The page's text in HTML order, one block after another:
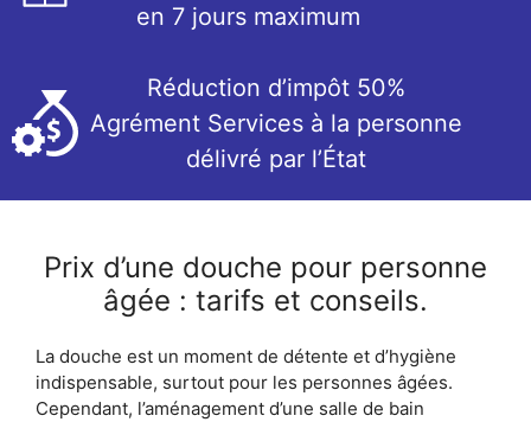
en 7 jours maximum
Réduction d’impôt 50%
Agrément Services à la personne
délivré par l’État
Prix d’une douche pour personne
âgée : tarifs et conseils.
La douche est un moment de détente et d’hygiène
indispensable, surtout pour les personnes âgées.
Cependant, l’aménagement d’une salle de bain